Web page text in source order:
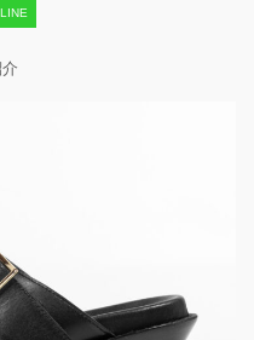
LINE